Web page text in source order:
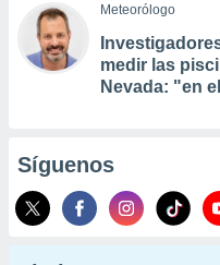
Meteorólogo
medir las
Nevada: "en
Síguenos